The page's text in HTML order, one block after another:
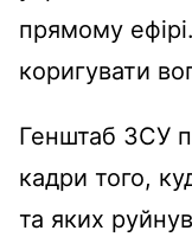
прямому
коригувати
Генштаб ЗСУ
кадри того,
та яких